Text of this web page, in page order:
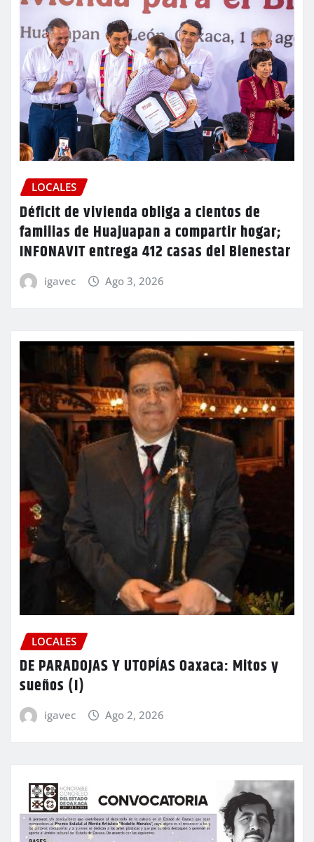
LOCALES
Déficit de vivienda obliga a cientos de
familias de Huajuapan a compartir hogar;
INFONAVIT entrega 412 casas del Bienestar
igavec Ago 3, 2026
LOCALES
DE PARADOJAS Y UTOPÍAS Oaxaca: Mitos y
sueños (I)
igavec Ago 2, 2026